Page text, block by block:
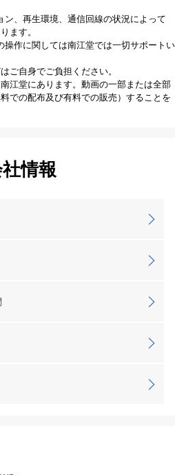
ン、再生環境、通信回線の状況によって
ます。
操作に関しては南江堂では一切サポートい
ご自身でご負担ください。
江堂にあります。動画の一部または全部
での配布及び有料での販売）することを
情報